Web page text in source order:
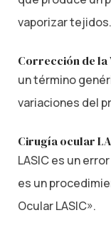
vaporizar tejidos.
Corrección de la
un término
variaciones del
Cirugía ocular
LASIC es un
es un
Ocular LASIC».